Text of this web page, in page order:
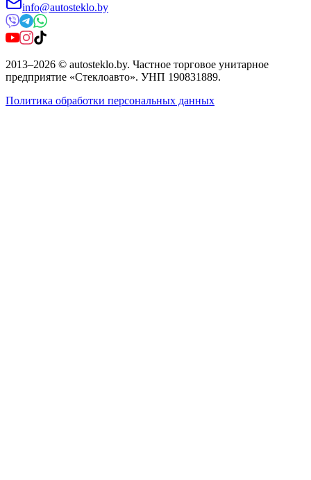
info@autosteklo.by
2013–2026 © autosteklo.by. Частное торговое унитарное
предприятие «Стеклоавто». УНП 190831889.
Политика обработки персональных данных